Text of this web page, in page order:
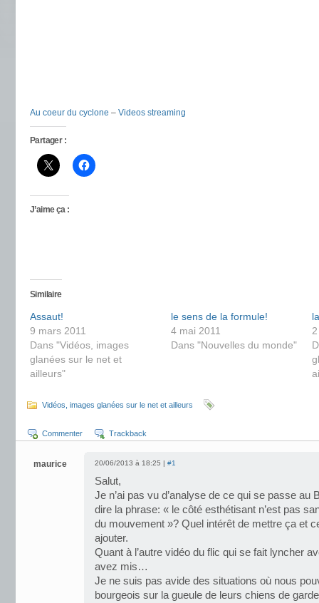
Au coeur du cyclone – Videos streaming
Partager :
J’aime ça :
Similaire
Assaut!
9 mars 2011
Dans "Vidéos, images
glanées sur le net et
ailleurs"
le sens de la formule!
4 mai 2011
Dans "Nouvelles du monde"
Vidéos, images glanées sur le net et ailleurs
Commenter Trackback
maurice 20/06/2013 à 18:25 | #1
Salut,
Je n’ai pas vu d’analyse de ce qui se passe au
dire la phrase: « le côté esthétisant n’est pas
du mouvement »? Quel intérêt de mettre ça et
ajouter.
Quant à l’autre vidéo du flic qui se fait lyncher
avez mis…
Je ne suis pas avide des situations où nous
bourgeois sur la gueule de leurs chiens de